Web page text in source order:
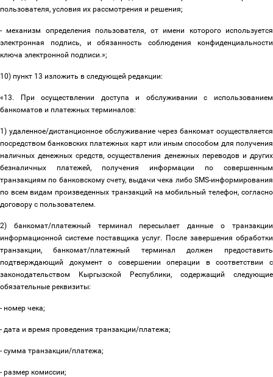
пользователя, условия их рассмотрения и решения;
- механизм определения пользователя, от имени которого используется
электронная подпись, и обязанность соблюдения конфиденциальности
ключа электронной подписи.»;
10) пункт 13 изложить в следующей редакции:
«13. При осуществлении доступа и обслуживании с использованием
банкоматов и платежных терминалов:
1) удаленное/дистанционное обслуживание через банкомат осуществляется
посредством банковских платежных карт или иным способом для получения
наличных денежных средств, осуществления денежных переводов и других
безналичных платежей, получения информации по совершенным
транзакциям по банковскому счету, выдачи чека либо SMS-информирования
по всем видам произведенных транзакций на мобильный телефон, согласно
договору с пользователем.
2) банкомат/платежный терминал пересылает данные о транзакции
информационной системе поставщика услуг. После завершения обработки
транзакции, банкомат/платежный терминал должен предоставить
подтверждающий документ о совершении операции в соответствии с
законодательством Кыргызской Республики, содержащий следующие
обязательные реквизиты:
- номер чека;
- дата и время проведения транзакции/платежа;
- сумма транзакции/платежа;
- размер комиссии;